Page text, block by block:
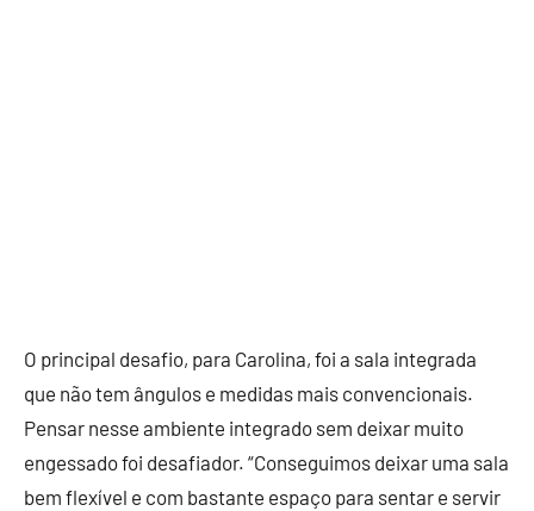
O principal desafio, para Carolina, foi a sala integrada
que não tem ângulos e medidas mais convencionais.
Pensar nesse ambiente integrado sem deixar muito
engessado foi desafiador. “Conseguimos deixar uma sala
bem flexível e com bastante espaço para sentar e servir